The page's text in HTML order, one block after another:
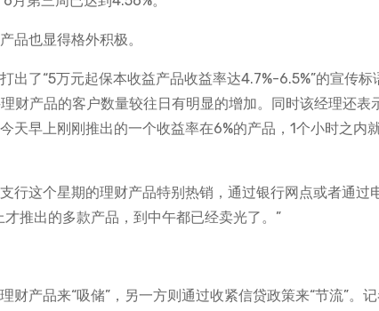
品也显得格外积极。
出了“5万元起保本收益产品收益率达4.7%-6.5%”的宣传标
财产品的客户数量较往日有明显的增加。同时该经理还表
天早上刚刚推出的一个收益率在6%的产品，1个小时之内
行这个星期的理财产品特别热销，通过银行网点或者通过
推出的多款产品，到中午都已经卖光了。”
产品来“吸储”，另一方则通过收紧信贷政策来“节流”。